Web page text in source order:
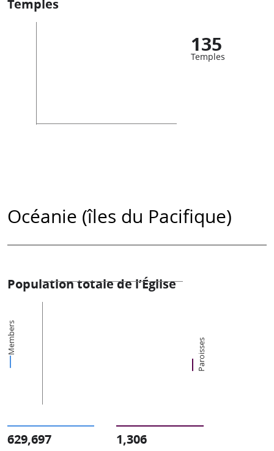
Temples
135
Temples
Océanie (îles du Pacifique)
Population totale de l’Église
Members Paroisses
629,697 1,306